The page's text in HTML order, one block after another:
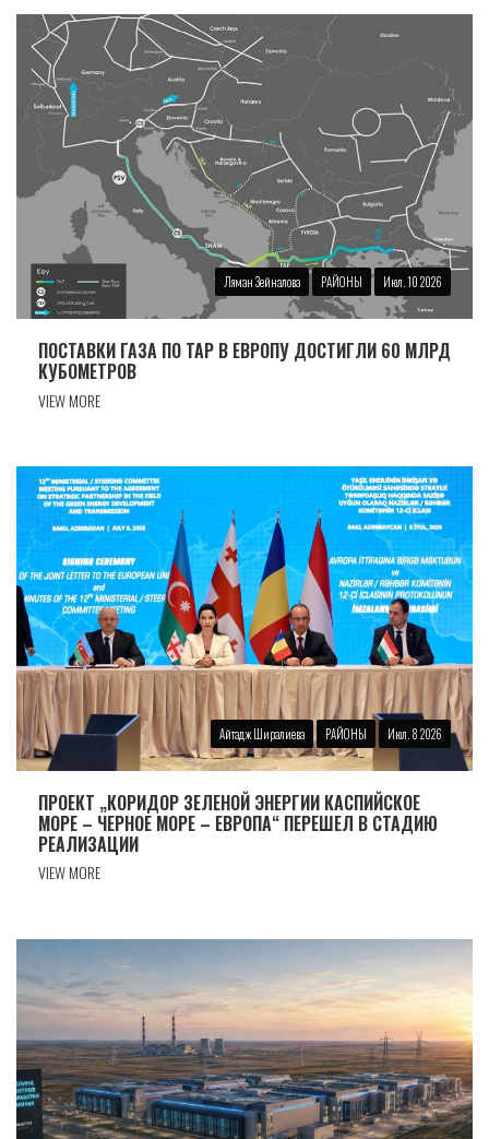
Ляман Зейналова РАЙОНЫ Июл. 10 2026
ПОСТАВКИ ГАЗА ПО TAP В ЕВРОПУ ДОСТИГЛИ 60 МЛРД
КУБОМЕТРОВ
VIEW MORE
Айтадж Ширалиева РАЙОНЫ Июл. 8 2026
ПРОЕКТ „КОРИДОР ЗЕЛЕНОЙ ЭНЕРГИИ КАСПИЙСКОЕ
МОРЕ – ЧЕРНОЕ МОРЕ – ЕВРОПА“ ПЕРЕШЕЛ В СТАДИЮ
РЕАЛИЗАЦИИ
VIEW MORE